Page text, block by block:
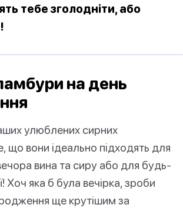
тебе зголодніти, або
на день
улюблених сирних
що вони ідеально підходять для
вина та сиру або для будь-
Хоч яка б була вечірка, зроби
ще крутішим за